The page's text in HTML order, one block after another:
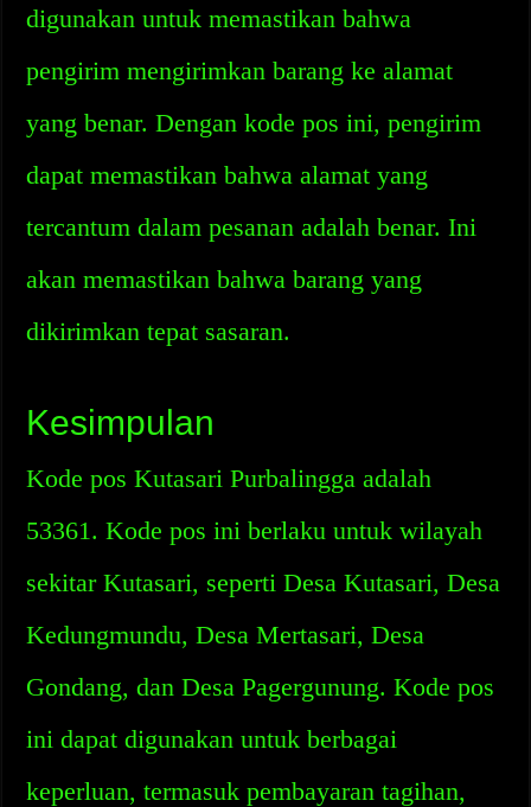
digunakan untuk memastikan bahwa
pengirim mengirimkan barang ke alamat
yang benar. Dengan kode pos ini, pengirim
dapat memastikan bahwa alamat yang
tercantum dalam pesanan adalah benar. Ini
akan memastikan bahwa barang yang
dikirimkan tepat sasaran.
Kesimpulan
Kode pos Kutasari Purbalingga adalah
53361. Kode pos ini berlaku untuk wilayah
sekitar Kutasari, seperti Desa Kutasari, Desa
Kedungmundu, Desa Mertasari, Desa
Gondang, dan Desa Pagergunung. Kode pos
ini dapat digunakan untuk berbagai
keperluan, termasuk pembayaran tagihan,